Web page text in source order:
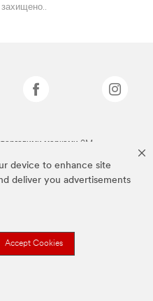
device to enhance site
deliver you advertisements
Accept Cookies
марками 3M.